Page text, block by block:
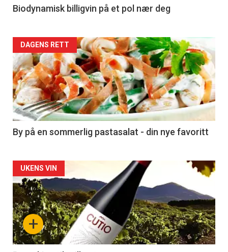
4
Biodynamisk billigvin på et pol nær deg
Forsiden
akkurat
nå
-
5
DAGENS RETT
By på en sommerlig pastasalat - din nye favoritt
Forsiden
akkurat
nå
-
+
UKENS VIN